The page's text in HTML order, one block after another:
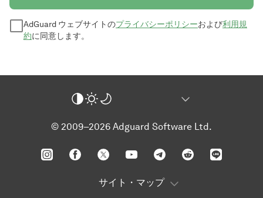
AdGuard ウェブサイトのプライバシーポリシーおよび利用規
約に同意します。
© 2009–2026 Adguard Software Ltd.
サイト・マップ